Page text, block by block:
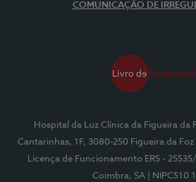
COMUNICAÇÃO DE
Hospital da Luz Clínica da Figueira da
Cantarinhas, 1F, 3080-250 Figueira da Foz
Licença de Funcionamento ERS -
Coimbra, SA
| NIPC510